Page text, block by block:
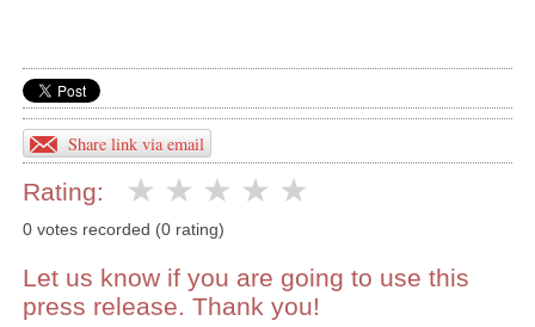
Share link via email
Rating:
0 votes recorded (0 rating)
Let us know if you are going to use this
press release. Thank you!